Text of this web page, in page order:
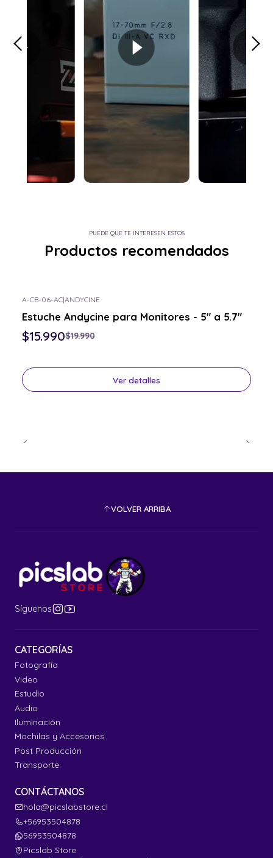
PUEDE QUE TE INTERESEN ESTOS
Productos recomendados
Consulta por el tuyo
A-CB-06-AC|ANDYCINE
Estuche Andycine para Monitores - 5" a 5.7"
$15.990$19.990
Ver detalles
VOLVER ARRIBA
Síguenos
CATEGORÍAS
Fotografía
Video
Estudio
Audio
Iluminación
Mochilas y Accesorios
Post Producción
Transporte
CONTÁCTANOS
hola@picslabstore.cl
+56953504878
56953504878
Picslab Store